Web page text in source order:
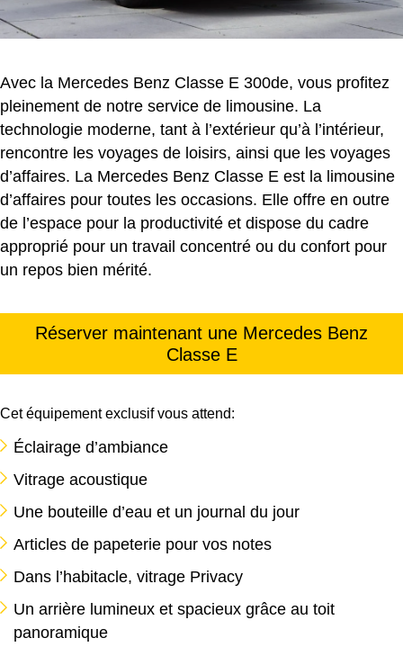
Avec la Mercedes Benz Classe E 300de, vous profitez
pleinement de notre service de limousine. La
technologie moderne, tant à l’extérieur qu’à l’intérieur,
rencontre les voyages de loisirs, ainsi que les voyages
d’affaires. La Mercedes Benz Classe E est la limousine
d’affaires pour toutes les occasions. Elle offre en outre
de l’espace pour la productivité et dispose du cadre
approprié pour un travail concentré ou du confort pour
un repos bien mérité.
Réserver maintenant une Mercedes Benz
Classe E
Cet équipement exclusif vous attend:
Éclairage d’ambiance
Vitrage acoustique
Une bouteille d’eau et un journal du jour
Articles de papeterie pour vos notes
Dans l’habitacle, vitrage Privacy
Un arrière lumineux et spacieux grâce au toit
panoramique